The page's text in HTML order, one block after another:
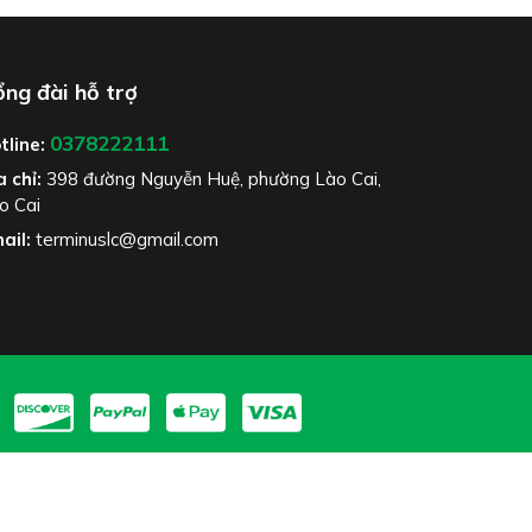
đài hỗ trợ
0378222111
chỉ: 398 đường Nguyễn Huệ, phường Lào Cai,
Cai
terminuslc@gmail.com